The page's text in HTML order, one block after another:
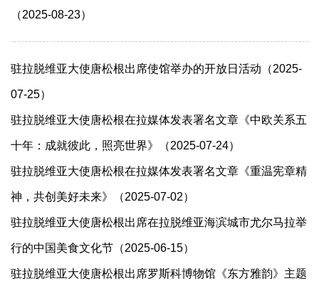
（2025-08-23）
驻拉脱维亚大使唐松根出席使馆举办的开放日活动（2025-
07-25）
驻拉脱维亚大使唐松根在拉媒体发表署名文章《中欧关系五
十年：成就彼此，照亮世界》（2025-07-24）
驻拉脱维亚大使唐松根在拉媒体发表署名文章《重温宪章精
神，共创美好未来》（2025-07-02）
驻拉脱维亚大使唐松根出席在拉脱维亚海滨城市尤尔马拉举
行的中国美食文化节（2025-06-15）
驻拉脱维亚大使唐松根出席罗斯科博物馆《东方雅韵》主题